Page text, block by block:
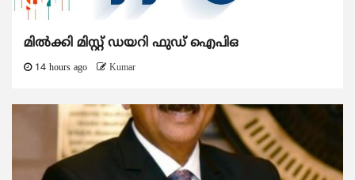
മിൽക്കി മിസ്റ്റ് ഡയറി ഫുഡ് ഐപിഒ
14 hours ago Kumar